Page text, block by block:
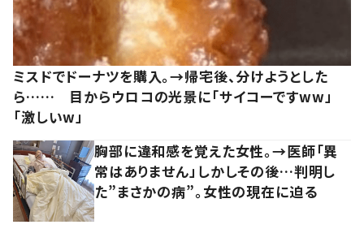
ミスドでドーナツを購入。→帰宅後、分けようとした
ら…… 目からウロコの光景に「サイコーですww」
「激しいw」
胸部に違和感を覚えた女性。→医師「異
常はありません」しかしその後…判明し
た”まさかの病”。女性の現在に迫る